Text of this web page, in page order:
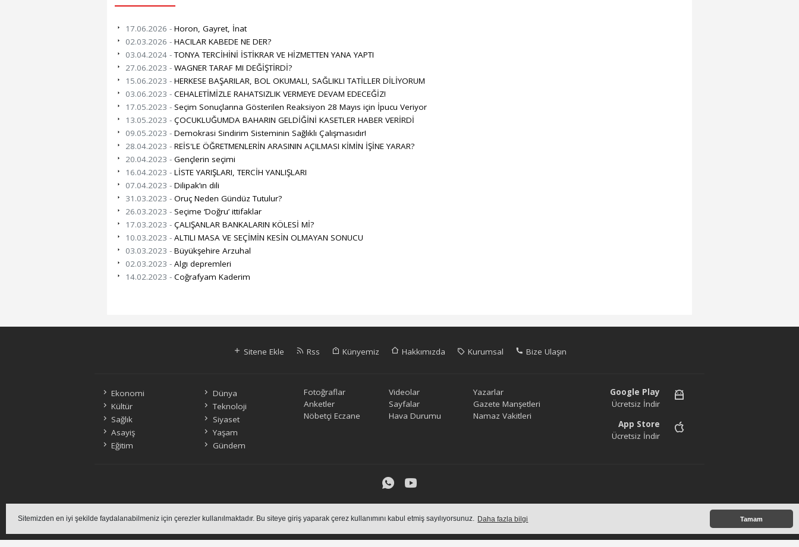
Sitemizden en iyi şekilde faydalanabilmeniz için çerezler kullanılmaktadır. Bu siteye giriş yaparak çerez kullanımını kabul etmiş sayılıyorsunuz. Daha fazla bilgi Tamam
17.06.2026 - Horon, Gayret, İnat
02.03.2026 - HACILAR KABEDE NE DER?
03.04.2024 -TONYA TERCİHİNİ İSTİKRAR VE HİZMETTEN YANA YAPTI
27.06.2023 - WAGNER TARAF MI DEĞİŞTİRDİ?
15.06.2023 - HERKESE BAŞARILAR, BOL OKUMALI, SAĞLIKLI TATİLLER DİLİYORUM
03.06.2023 - CEHALETİMİZLE RAHATSIZLIK VERMEYE DEVAM EDECEĞİZ!
17.05.2023 - Seçim Sonuçlarına Gösterilen Reaksiyon 28 Mayıs için İpucu Veriyor
13.05.2023 - ÇOCUKLUĞUMDA BAHARIN GELDİĞİNİ KASETLER HABER VERİRDİ
09.05.2023 - Demokrasi Sindirim Sisteminin Sağlıklı Çalışmasıdır!
28.04.2023 - REİS'LE ÖĞRETMENLERİN ARASININ AÇILMASI KİMİN İŞİNE YARAR?
20.04.2023 - Gençlerin seçimi
16.04.2023 - LİSTE YARIŞLARI, TERCİH YANLIŞLARI
07.04.2023 - Dilipak’ın dili
31.03.2023 - Oruç Neden Gündüz Tutulur?
26.03.2023 - Seçime ‘Doğru’ ittifaklar
17.03.2023 - ÇALIŞANLAR BANKALARIN KÖLESİ Mİ?
10.03.2023 - ALTILI MASA VE SEÇİMİN KESİN OLMAYAN SONUCU
03.03.2023 - Büyükşehire Arzuhal
02.03.2023 - Algı depremleri
14.02.2023 - Coğrafyam Kaderim
Sitene Ekle Rss Künyemiz Hakkımızda Kurumsal Bize Ulaşın
Ekonomi
Dünya
Kültür
Teknoloji
Sağlık
Siyaset
Asayiş
Yaşam
Eğitim
Gündem
Fotoğraflar Videolar
Yazarlar
Anketler
Sayfalar
Gazete Manşetleri
Nöbetçi Eczane
Hava Durumu Namaz Vakitleri
Google Play
Ücretsiz İndir
App Store
Ücretsiz İndir
Haber Sistemleri